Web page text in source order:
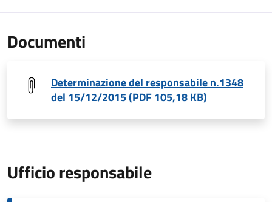
Documenti
Determinazione del responsabile n.1348
del 15/12/2015 (PDF 105,18 KB)
Ufficio responsabile